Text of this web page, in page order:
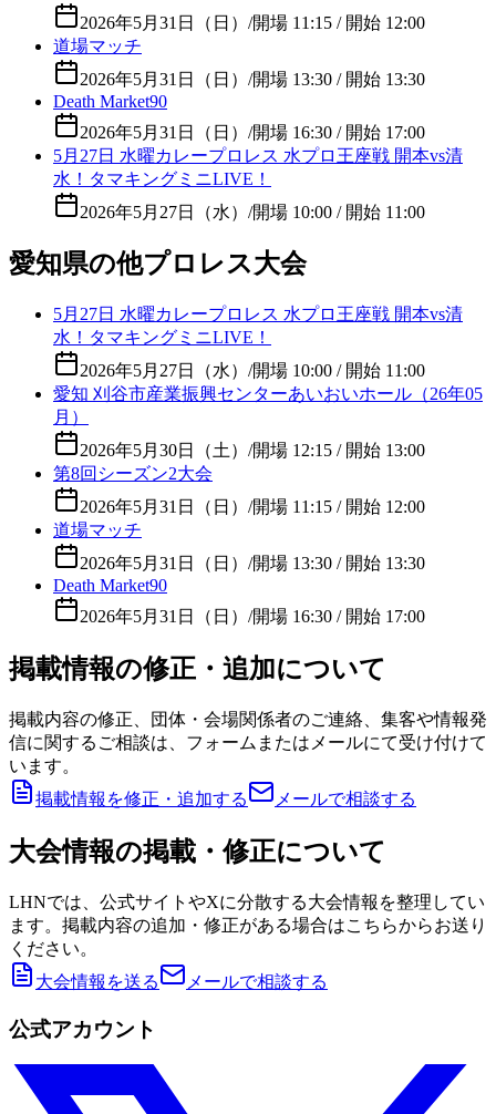
2026年5月31日（日） /開場 11:15 / 開始 12:00
道場マッチ
2026年5月31日（日） /開場 13:30 / 開始 13:30
Death Market90
2026年5月31日（日） /開場 16:30 / 開始 17:00
5月27日 水曜カレープロレス 水プロ王座戦 開本vs清
水！タマキングミニLIVE！
2026年5月27日（水） /開場 10:00 / 開始 11:00
愛知県の他プロレス大会
5月27日 水曜カレープロレス 水プロ王座戦 開本vs清
水！タマキングミニLIVE！
2026年5月27日（水） /開場 10:00 / 開始 11:00
愛知 刈谷市産業振興センターあいおいホール（26年05
月）
2026年5月30日（土） /開場 12:15 / 開始 13:00
第8回シーズン2大会
2026年5月31日（日） /開場 11:15 / 開始 12:00
道場マッチ
2026年5月31日（日） /開場 13:30 / 開始 13:30
Death Market90
2026年5月31日（日） /開場 16:30 / 開始 17:00
掲載情報の修正・追加について
掲載内容の修正、団体・会場関係者のご連絡、集客や情報発
信に関するご相談は、フォームまたはメールにて受け付けて
います。
掲載情報を修正・追加する
メールで相談する
大会情報の掲載・修正について
LHNでは、公式サイトやXに分散する大会情報を整理してい
ます。掲載内容の追加・修正がある場合はこちらからお送り
ください。
大会情報を送る
メールで相談する
公式アカウント